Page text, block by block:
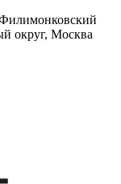
округ, Москва